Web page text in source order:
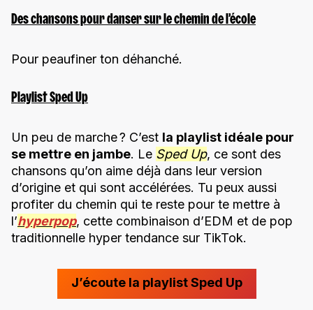
Des chansons pour danser sur le chemin de l’école
Pour peaufiner ton déhanché.
Playlist Sped Up
Un peu de marche ? C’est la playlist idéale pour
se mettre en jambe. Le Sped Up, ce sont des
chansons qu’on aime déjà dans leur version
d’origine et qui sont accélérées. Tu peux aussi
profiter du chemin qui te reste pour te mettre à
l’hyperpop, cette combinaison d’EDM et de pop
traditionnelle hyper tendance sur TikTok.
J’écoute la playlist Sped Up